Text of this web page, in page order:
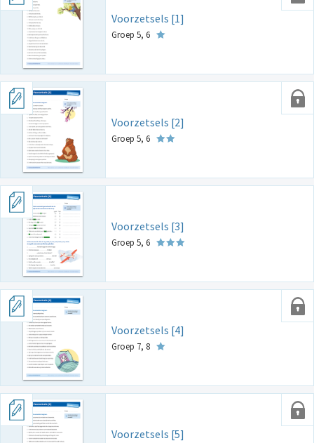
Voorzetsels [1]
Groep 5, 6
Voorzetsels [2]
Groep 5, 6
Voorzetsels [3]
Groep 5, 6
Voorzetsels [4]
Groep 7, 8
Voorzetsels [5]